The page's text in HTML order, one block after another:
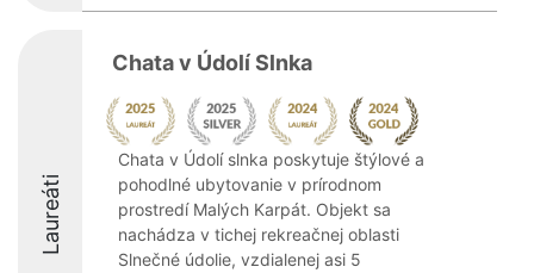
Laureáti
Chata v Údolí Slnka
Chata v Údolí slnka poskytuje štýlové a
pohodlné ubytovanie v prírodnom
prostredí Malých Karpát. Objekt sa
nachádza v tichej rekreačnej oblasti
Slnečné údolie, vzdialenej asi 5